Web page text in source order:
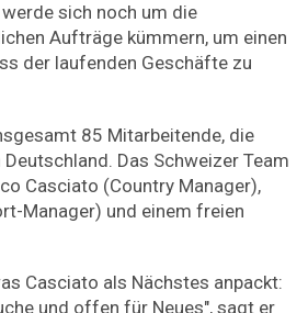
sich noch um die
Aufträge kümmern, um einen
der laufenden Geschäfte zu
85 Mitarbeitende, die
Das Schweizer Team
Casciato (Country Manager),
Manager) und einem freien
Casciato als Nächstes anpackt:
und offen für Neues", sagt er